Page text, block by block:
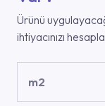
Ürünü
ihtiyacınızı
m2